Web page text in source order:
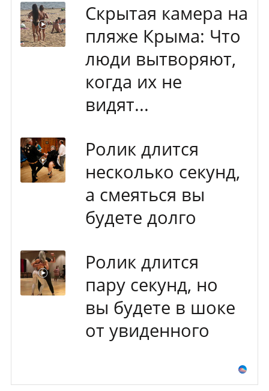
Скрытая камера на
пляже Крыма: Что
люди вытворяют,
когда их не
видят...
Ролик длится
несколько секунд,
а смеяться вы
будете долго
Ролик длится
пару секунд, но
вы будете в шоке
от увиденного